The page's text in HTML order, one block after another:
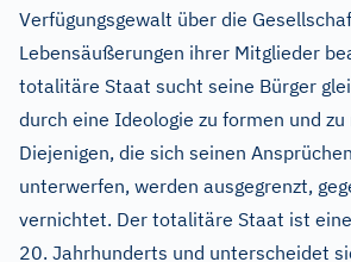
Verfügungsgewalt über die
Lebensäußerungen ihrer Mitglieder
totalitäre Staat sucht seine Bürger
durch eine Ideologie zu formen und
Diejenigen, die sich seinen
unterwerfen, werden ausgegrenzt,
vernichtet. Der totalitäre Staat ist
20. Jahrhunderts und unterscheidet